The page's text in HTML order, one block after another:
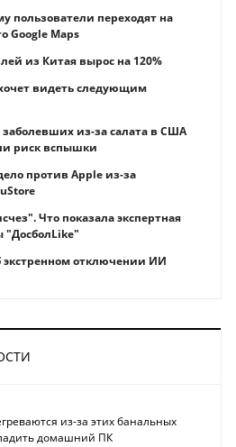
пользователи переходят на
Google Maps
из Китая вырос на 120%
видеть следующим
из-за салата в США
риск вспышки
против Apple из-за
Что показала экспертная
"ДосболLike"
экстренном отключении ИИ
из-за этих банальных
домашний ПК